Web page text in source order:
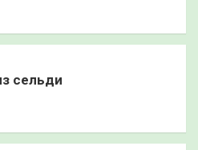
сельди